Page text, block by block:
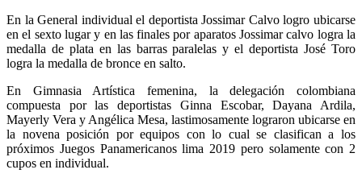
En la General individual el deportista Jossimar Calvo logro ubicarse
en el sexto lugar y en las finales por aparatos Jossimar calvo logra la
medalla de plata en las barras paralelas y el deportista José Toro
logra la medalla de bronce en salto.
En Gimnasia Artística femenina, la delegación colombiana
compuesta por las deportistas Ginna Escobar, Dayana Ardila,
Mayerly Vera y Angélica Mesa, lastimosamente lograron ubicarse en
la novena posición por equipos con lo cual se clasifican a los
próximos Juegos Panamericanos lima 2019 pero solamente con 2
cupos en individual.